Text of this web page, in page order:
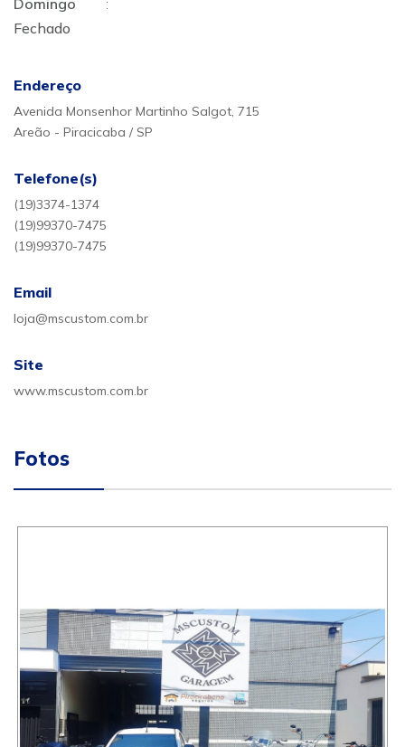
Domingo
:
Fechado
Endereço
Avenida Monsenhor Martinho Salgot, 715
Areão - Piracicaba / SP
Telefone(s)
(19)3374-1374
(19)99370-7475
(19)99370-7475
Email
loja@mscustom.com.br
Site
www.mscustom.com.br
Fotos